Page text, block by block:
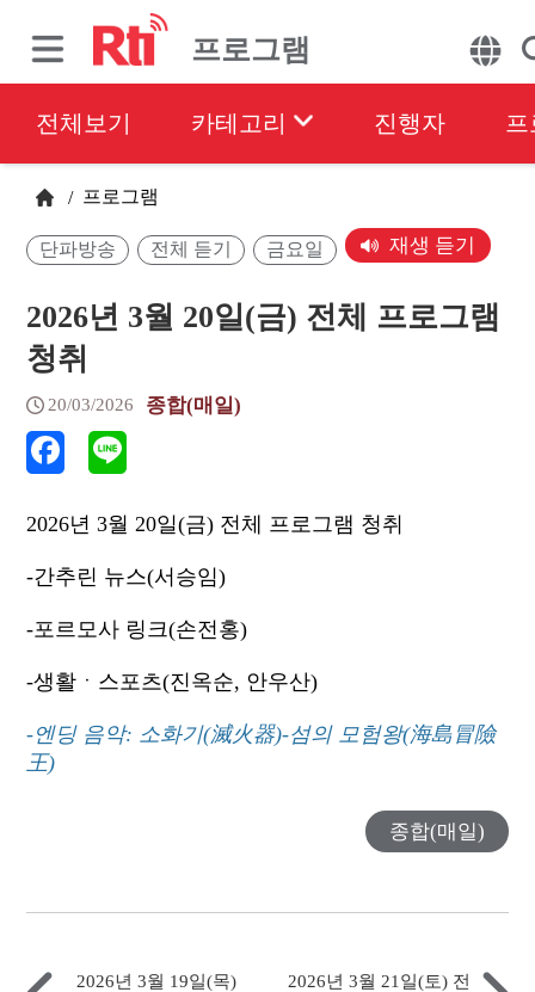
프로그램
전체보기 카테고리 진행자
/ 프로그램
단파방송 전체 듣기 금요일 재생 듣기
2026년 3월 20일(금) 전체 프로그램
청취
20/03/2026 종합(매일)
2026년 3월 20일(금) 전체 프로그램 청취
-간추린 뉴스(서승임)
-포르모사 링크(손전홍)
-생활ㆍ스포츠(진옥순, 안우산)
-엔딩 음악: 소화기(滅火器)-섬의 모험왕(海島冒險
王)
종합(매일)
2026년 3월 19일(목)
2026년 3월 21일(토) 전